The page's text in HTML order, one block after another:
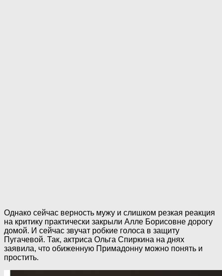
Однако сейчас верность мужу и слишком резкая реакция
на критику практически закрыли Алле Борисовне дорогу
домой. И сейчас звучат робкие голоса в защиту
Пугачевой. Так, актриса Ольга Спиркина на днях
заявила, что обиженную Примадонну можно понять и
простить.